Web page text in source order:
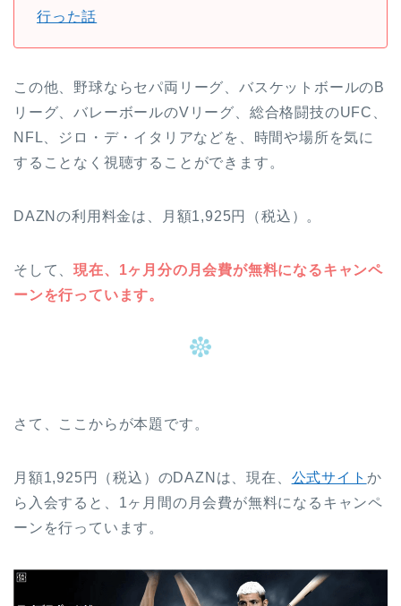
行った話
この他、野球ならセパ両リーグ、バスケットボールのB
リーグ、バレーボールのVリーグ、総合格闘技のUFC、
NFL、ジロ・デ・イタリアなどを、時間や場所を気に
することなく視聴することができます。
DAZNの利用料金は、月額1,925円（税込）。
そして、現在、1ヶ月分の月会費が無料になるキャンペ
ーンを行っています。
さて、ここからが本題です。
月額1,925円（税込）のDAZNは、現在、 公式サイト か
ら入会すると、1ヶ月間の月会費が無料になるキャンペ
ーンを行っています。